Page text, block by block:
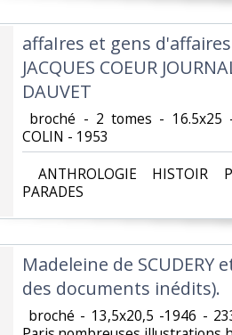
‎affaIres et gens
JACQUES COEUR
DAUVET‎
broché - 2 tomes -
COLIN - 1953‎
ANTHROLOGIE HISTOIR
PARADES‎
‎Madeleine de SCUDERY
des documents inédits).‎
broché - 13,5x20,5 -1946 -